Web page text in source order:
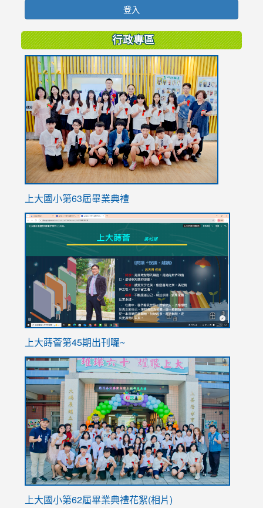
登入
行政專區
上大國小第63屆畢業典禮
link
ink
https://sites.google.com/stes.tyc.edu.tw/
上大蒔薈第45期出刊囉~
上大國小第62屆畢業典禮花絮(相片)